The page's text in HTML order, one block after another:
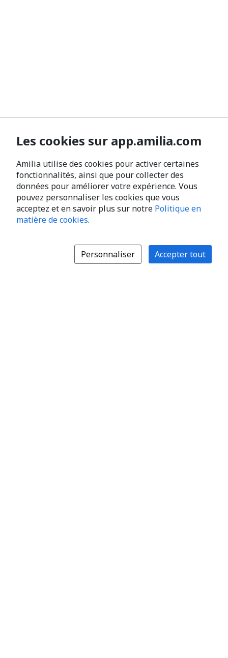
Les cookies sur app.amilia.com
Amilia utilise des cookies pour activer certaines
fonctionnalités, ainsi que pour collecter des
données pour améliorer votre expérience. Vous
pouvez personnaliser les cookies que vous
acceptez et en savoir plus sur notre Politique en
matière de cookies.
Personnaliser Accepter tout